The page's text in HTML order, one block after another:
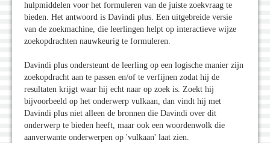
hulpmiddelen voor het formuleren van de juiste zoekvraag te
bieden. Het antwoord is Davindi plus. Een uitgebreide versie
van de zoekmachine, die leerlingen helpt op interactieve wijze
zoekopdrachten nauwkeurig te formuleren.
Davindi plus ondersteunt de leerling op een logische manier zijn
zoekopdracht aan te passen en/of te verfijnen zodat hij de
resultaten krijgt waar hij echt naar op zoek is. Zoekt hij
bijvoorbeeld op het onderwerp vulkaan, dan vindt hij met
Davindi plus niet alleen de bronnen die Davindi over dit
onderwerp te bieden heeft, maar ook een woordenwolk die
aanverwante onderwerpen op 'vulkaan' laat zien.